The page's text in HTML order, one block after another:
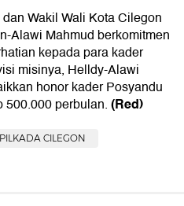
Wakil Wali Kota Cilegon
Alawi Mahmud berkomitmen
kepada para kader
misinya, Helldy-Alawi
honor kader Posyandu
perbulan.(Red)
PILKADA CILEGON